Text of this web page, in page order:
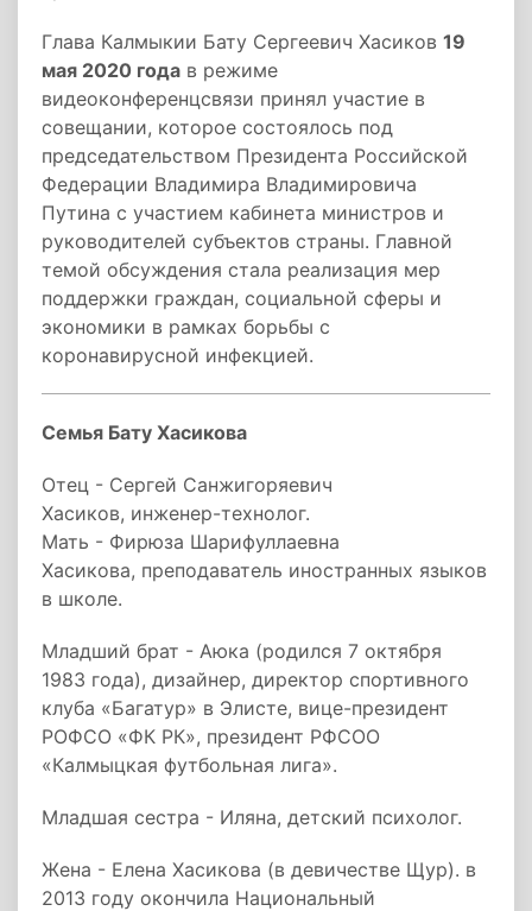
Глава Калмыкии Бату Сергеевич Хасиков 19
мая 2020 года в режиме
видеоконференцсвязи принял участие в
совещании, которое состоялось под
председательством Президента Российской
Федерации Владимира Владимировича
Путина с участием кабинета министров и
руководителей субъектов страны. Главной
темой обсуждения стала реализация мер
поддержки граждан, социальной сферы и
экономики в рамках борьбы с
коронавирусной инфекцией.
Семья Бату Хасикова
Отец - Сергей Санжигоряевич
Хасиков, инженер-технолог.
Мать - Фирюза Шарифуллаевна
Хасикова, преподаватель иностранных языков
в школе.
Младший брат - Аюка (родился 7 октября
1983 года), дизайнер, директор спортивного
клуба «Багатур» в Элисте, вице-президент
РОФСО «ФК РК», президент РФСОО
«Калмыцкая футбольная лига».
Младшая сестра - Иляна, детский психолог.
Жена - Елена Хасикова (в девичестве Щур). в
2013 году окончила Национальный